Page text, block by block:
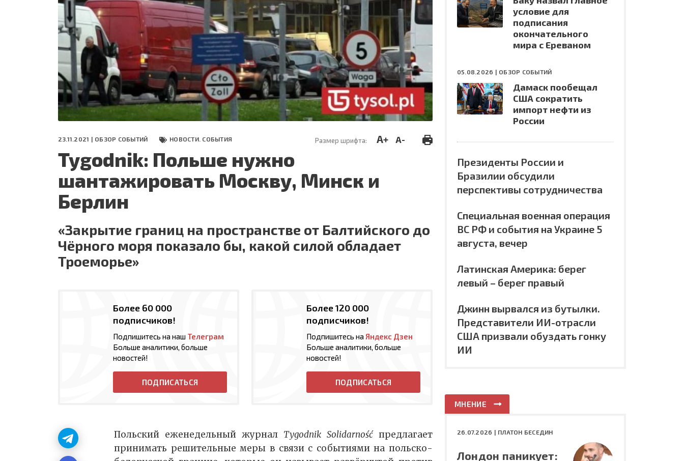
СЕГОДНЯ
ПОЛЯ БИТВЫ 2024
23.11.2021 | ОБЗОР СОБЫТИЙ НОВОСТИ. СОБЫТИЯ Размер шрифта: A+ A-
Tygodnik: Польше нужно
шантажировать Москву, Минск и
Берлин
«Закрытие границ на пространстве от Балтийского до
Чёрного моря показало бы, какой силой обладает
Троеморье»
Более 60 000
подписчиков!
Подпишитесь на наш Телеграм
Больше аналитики, больше
новостей!
ПОДПИСАТЬСЯ
Более 120 000
подписчиков!
Подпишитесь на Яндекс Дзен
Больше аналитики, больше
новостей!
ПОДПИСАТЬСЯ
Польский еженедельный журнал Tygodnik Solidarnośćпредлагает
принимать решительные меры в связи с событиями на польско-
условие для
подписания
окончательного
мира с Ереваном
05.08.2026 | ОБЗОР СОБЫТИЙ
Дамаск пообещал
США сократить
импорт нефти из
России
Президенты России и
Бразилии обсудили
перспективы сотрудничества
Специальная военная операция
ВС РФ и события на Украине 5
августа, вечер
Латинская Америка: берег
левый – берег правый
Джинн вырвался из бутылки.
Представители ИИ-отрасли
США призвали обуздать гонку
ИИ
МНЕНИЕ
26.07.2026 | ПЛАТОН БЕСЕДИН
Лондон паникует: